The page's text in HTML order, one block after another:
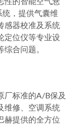
，提供气囊维
感器校准及系统
定位仪等专业设
合问题。
厂标准的A/B保及
维修、空调系统
赫提供的全方位